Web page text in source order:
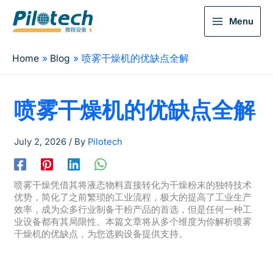
Menu
Home Blog 喷雾干燥机的优缺点全解
喷雾干燥机的优缺点全解
July 2, 2026 / By Pilotech
喷雾干燥凭借其将液态物料直接转化为干燥粉末的独特技术
优势，简化了之前繁琐的工业流程，极大的提高了工业生产
效率，成为众多行业制备干粉产品的首选，但是任何一种工
业设备都有其局限性。本篇文章将从多个维度为你解析喷雾
干燥机的优缺点，为您选购设备提供支持。